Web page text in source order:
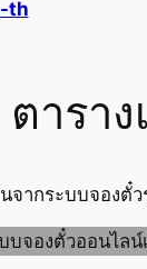
th
ตารา
ากระบบจอง
บจองตั๋วออนไล